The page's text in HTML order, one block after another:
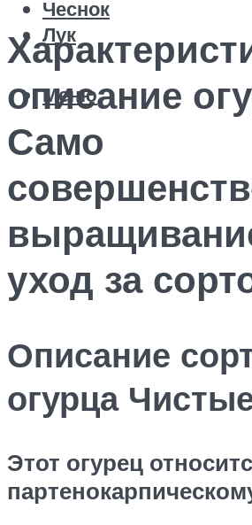
Чеснок
Лук
Меню
описание
Само
уход за
Описание
огурца
Этот огурец